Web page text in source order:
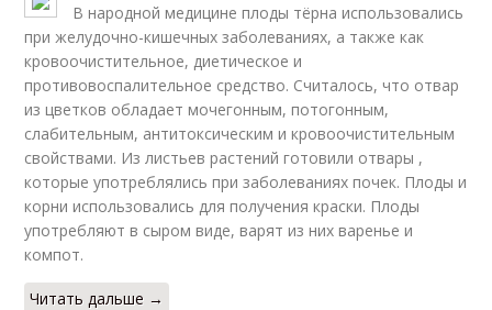
В народной медицине плоды тёрна использовались
при желудочно-кишечных заболеваниях, а также как
кровоочистительное, диетическое и
противовоспалительное средство. Считалось, что отвар
из цветков обладает мочегонным, потогонным,
слабительным, антитоксическим и кровоочистительным
свойствами. Из листьев растений готовили отвары ,
которые употреблялись при заболеваниях почек. Плоды и
корни использовались для получения краски. Плоды
употребляют в сыром виде, варят из них варенье и
компот.
Читать дальше →